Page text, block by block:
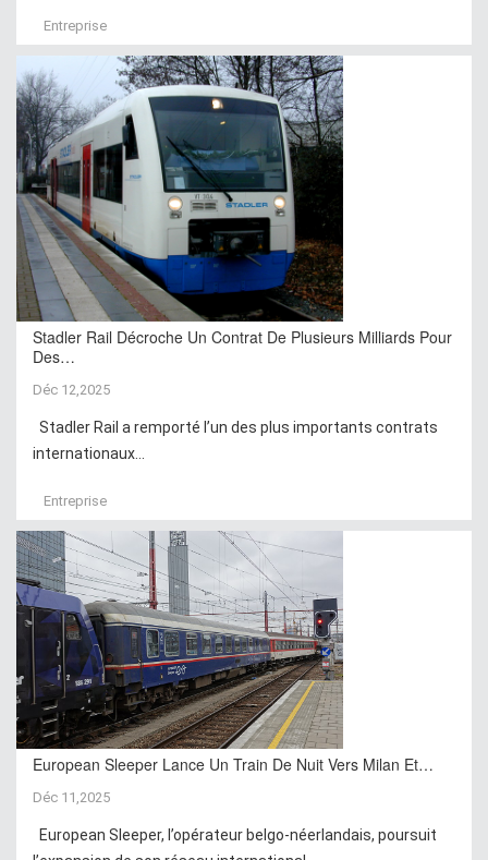
Entreprise
Stadler Rail Décroche Un Contrat De Plusieurs Milliards Pour
Des…
Déc 12,2025
Stadler Rail a remporté l’un des plus importants contrats
internationaux...
Entreprise
European Sleeper Lance Un Train De Nuit Vers Milan Et…
Déc 11,2025
European Sleeper, l’opérateur belgo-néerlandais, poursuit